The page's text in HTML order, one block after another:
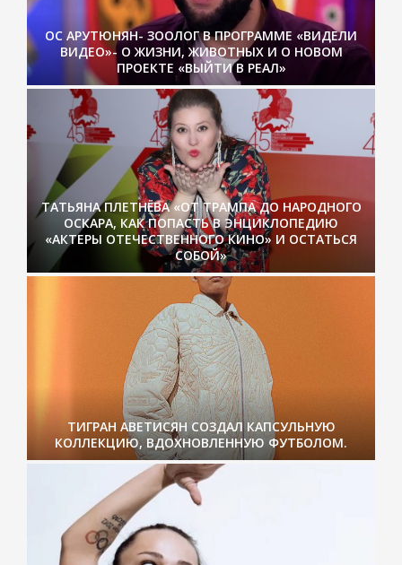
ОС АРУТЮНЯН- ЗООЛОГ В ПРОГРАММЕ «ВИДЕЛИ
ВИДЕО»- О ЖИЗНИ, ЖИВОТНЫХ И О НОВОМ
ПРОЕКТЕ «ВЫЙТИ В РЕАЛ»
ТАТЬЯНА ПЛЕТНЁВА «ОТ ТРАМПА ДО НАРОДНОГО
ОСКАРА, КАК ПОПАСТЬ В ЭНЦИКЛОПЕДИЮ
«АКТЕРЫ ОТЕЧЕСТВЕННОГО КИНО» И ОСТАТЬСЯ
СОБОЙ»
ТИГРАН АВЕТИСЯН СОЗДАЛ КАПСУЛЬНУЮ
КОЛЛЕКЦИЮ, ВДОХНОВЛЕННУЮ ФУТБОЛОМ.